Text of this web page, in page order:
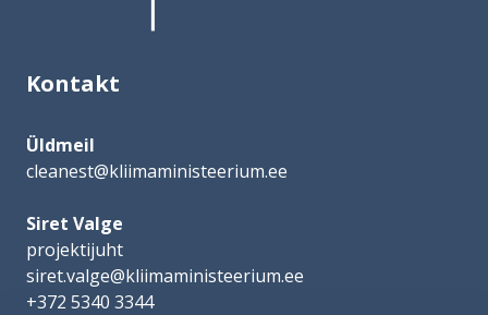
Kontakt
Üldmeil
cleanest@kliimaministeerium.ee
Siret Valge
projektijuht
siret.valge@kliimaministeerium.ee
+372 5340 3344